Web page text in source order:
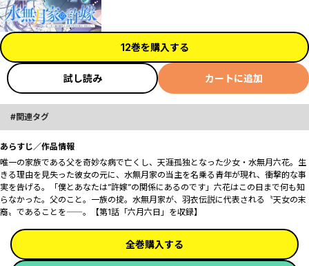
12巻を購入する
試し読み カートに追加
関連タグ
あらすじ／作品情報
唯一の家族である父を奇妙な病で亡くし、天涯孤独となった少女・水無月六花。生
きる理由を見失った彼女の元に、水無月家の当主を名乗る青年が現れ、衝撃的な事
実を告げる。「僕とあなたは”許嫁”の関係にあるのです」―――六花はこの日まで何も知
らなかった。父のこと。一族の掟。水無月家が、羽衣伝説に代表される〝天女の末
裔〟であることを――。【第1話「六月六日」を収録】
全巻購入する